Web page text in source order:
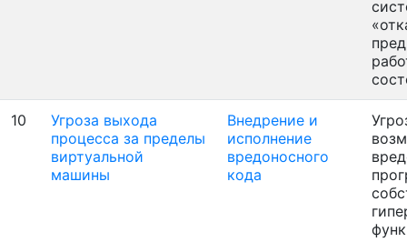
10
Угроза выхода
процесса за пределы
виртуальной
машины
Внедрение и
исполнение
вредоносного
кода